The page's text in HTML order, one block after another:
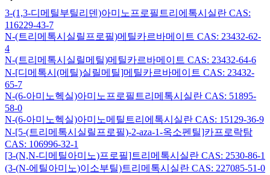
3-(1,3-디메틸부틸리덴)아미노프로필트리에톡시실란 CAS:
116229-43-7
N-(트리메톡시실릴프로필)메틸카르바메이트 CAS: 23432-62-
4
N-(트리메톡시실릴메틸)메틸카르바메이트 CAS: 23432-64-6
N-[디메톡시(메틸)실릴메틸]메틸카르바메이트 CAS: 23432-
65-7
N-(6-아미노헥실)아미노프로필트리메톡시실란 CAS: 51895-
58-0
N-(6-아미노헥실)아미노메틸트리에톡시실란 CAS: 15129-36-9
N-[5-(트리메톡시실릴프로필)-2-aza-1-옥소펜틸]카프로락탐
CAS: 106996-32-1
[3-(N,N-디메틸아미노)프로필]트리메톡시실란 CAS: 2530-86-1
(3-(N-에틸아미노)이소부틸)트리메톡시실란 CAS: 227085-51-0